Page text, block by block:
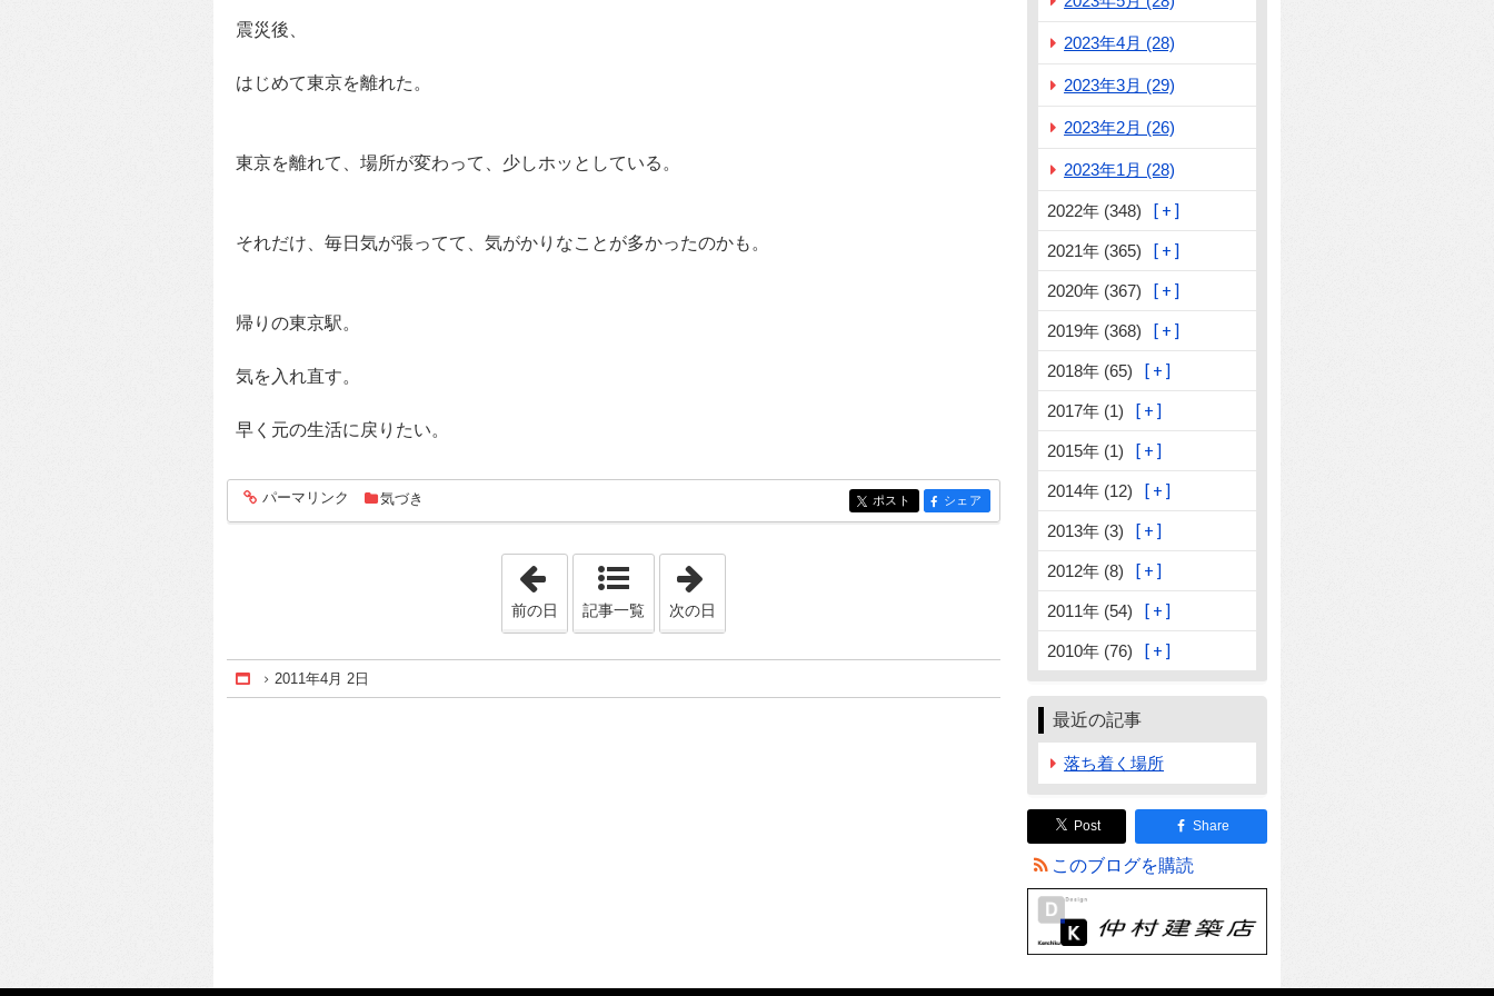
震災後、
はじめて東京を離れた。
東京を離れて、場所が変わって、少しホッとしている。
それだけ、毎日気が張ってて、気がかりなことが多かったのかも。
帰りの東京駅。
気を入れ直す。
早く元の生活に戻りたい。
entry817
パーマリンク 気づき entry817
ポスト entry817
シェア
「2011年3月23日」
前の日 記事一覧 次の日
Home
2011年4月 2日
2023年4月 (28)
2023年3月 (29)
2023年2月 (26)
2023年1月 (28)
2022年 (348)
2021年 (365)
2020年 (367)
2019年 (368)
2018年 (65)
2017年 (1)
2015年 (1)
2014年 (12)
2013年 (3)
2012年 (8)
2011年 (54)
2010年 (76)
最近の記事
落ち着く場所
Post Share
このブログを購読